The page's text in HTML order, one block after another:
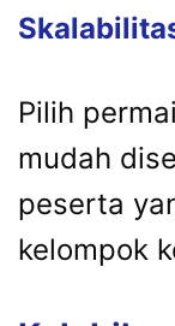
Pilih
mudah
peserta
kelompok